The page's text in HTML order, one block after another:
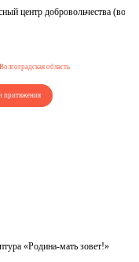
личности
центр добровольчества
Республики
Волгоградская область
притяжения
«Родина-мать зовет!»